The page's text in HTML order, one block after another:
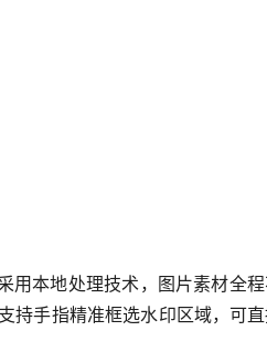
本地处理技术，图片素材全程
持手指精准框选水印区域，可